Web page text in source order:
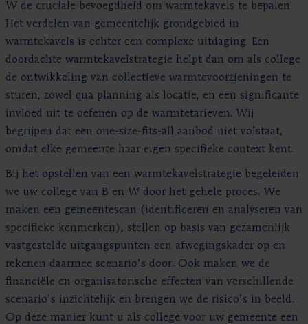
W de cruciale bevoegdheid om warmtekavels te bepalen.
Het verdelen van gemeentelijk grondgebied in
warmtekavels is echter een complexe uitdaging. Een
doordachte warmtekavelstrategie helpt dan om als college
de ontwikkeling van collectieve warmtevoorzieningen te
sturen, zowel qua planning als locatie, en een significante
invloed uit te oefenen op de warmtetarieven. Wij
begrijpen dat een one-size-fits-all aanbod niet volstaat,
omdat elke gemeente haar eigen specifieke context kent.
Bij het opstellen van een warmtekavelstrategie begeleiden
we uw college van B en W door het gehele proces. We
maken een gemeentescan (identificeren en analyseren van
specifieke kenmerken), stellen op basis van gezamenlijk
vastgestelde uitgangspunten een afwegingskader op en
rekenen daarmee scenario’s door. Ook maken we de
financiële en organisatorische effecten van verschillende
scenario’s inzichtelijk en brengen we de risico’s in beeld.
Op deze manier kunt u als college voor uw gemeente een